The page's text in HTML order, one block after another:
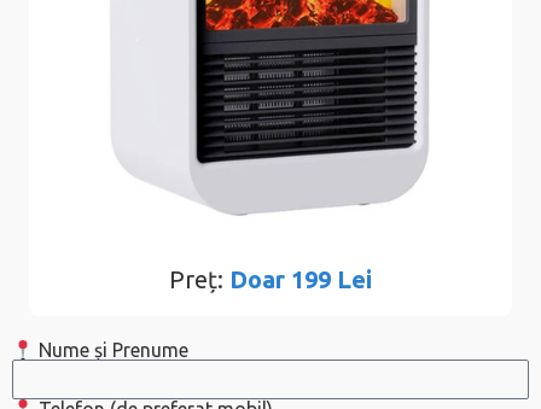
Preț: Doar 199 Lei
Nume și Prenume